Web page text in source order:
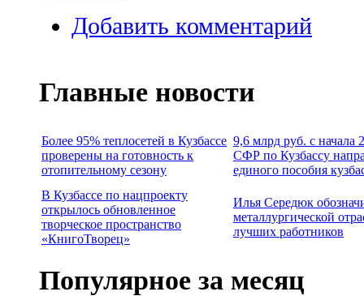
Добавить комментарий
Главные новости
Более 95% теплосетей в Кузбассе
проверены на готовность к
отопительному сезону
9,6 млрд руб. с начала
СФР по Кузбассу
единого пособия
В Кузбассе по нацпроекту
открылось обновленное
творческое пространство
«КнигоТворец»
Илья Середюк
металлургической
лучших работников
Популярное за месяц